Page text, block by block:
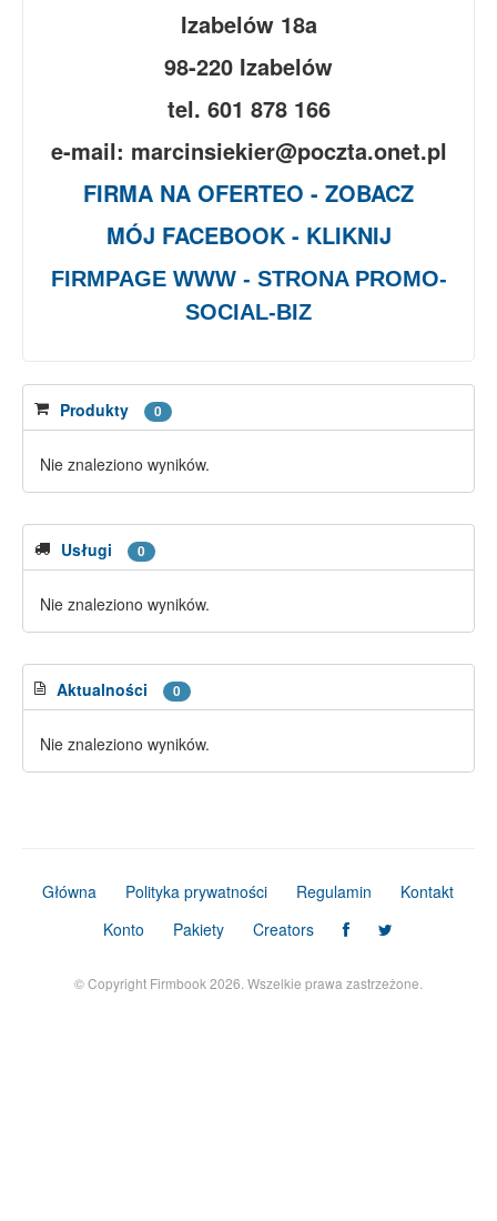
Izabelów 18a
98-220 Izabelów
tel. 601 878 166
e-mail: marcinsiekier@poczta.onet.pl
FIRMA NA OFERTEO - ZOBACZ
MÓJ FACEBOOK - KLIKNIJ
FIRMPAGE WWW - STRONA PROMO-
SOCIAL-BIZ
Produkty 0
Nie znaleziono wyników.
Usługi 0
Nie znaleziono wyników.
Aktualności 0
Nie znaleziono wyników.
Główna Polityka prywatności Regulamin
Kontakt
Konto
Pakiety Creators
© Copyright Firmbook 2026. Wszelkie prawa zastrzeżone.